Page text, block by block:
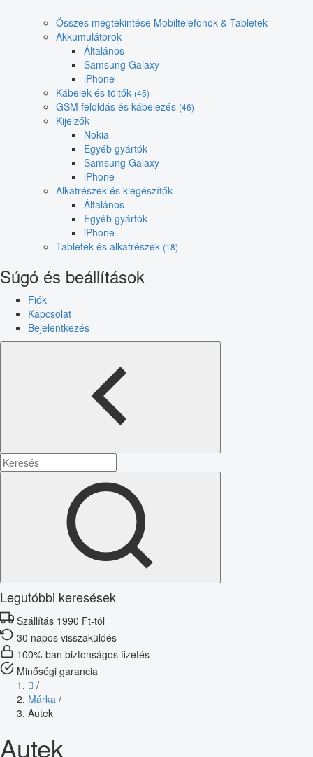
Összes megtekintése Mobiltelefonok & Tabletek
Akkumulátorok
Általános
Samsung Galaxy
iPhone
Kábelek és töltők (45)
GSM feloldás és kábelezés (46)
Kijelzők
Nokia
Egyéb gyártók
Samsung Galaxy
iPhone
Alkatrészek és kiegészítők
Általános
Egyéb gyártók
iPhone
Tabletek és alkatrészek (18)
Súgó és beállítások
Fiók
Kapcsolat
Bejelentkezés
Legutóbbi keresések
Szállítás 1990 Ft-tól
30 napos visszaküldés
100%-ban biztonságos fizetés
Minőségi garancia
/
Márka /
Autek
Autek